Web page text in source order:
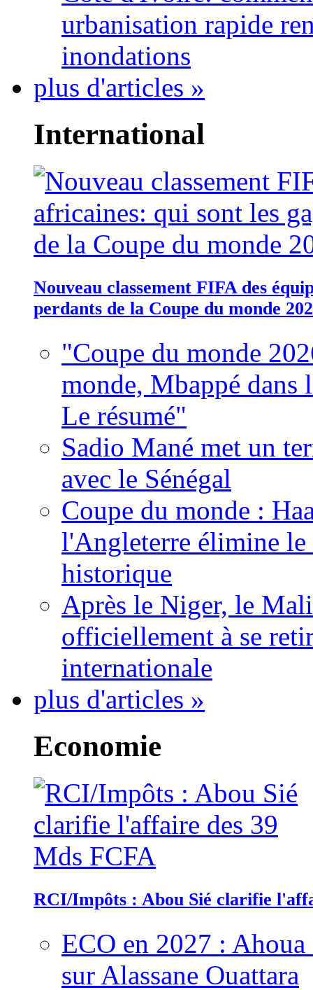
urbanisation rapide
inondations
plus d'articles »
International
Nouveau classement FIFA des
perdants de la Coupe du monde
"Coupe du monde
monde, Mbappé dans
Le résumé"
Sadio Mané met un
avec le Sénégal
Coupe du monde :
l'Angleterre élimine
historique
Après le Niger, le
officiellement à se
internationale
plus d'articles »
Economie
RCI/Impôts : Abou Sié clarifie
ECO en 2027 :
sur Alassane Ouattara